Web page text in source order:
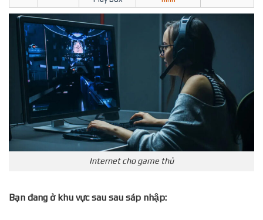
Internet cho game thủ
Bạn đang ở khu vực sau sau sáp nhập: